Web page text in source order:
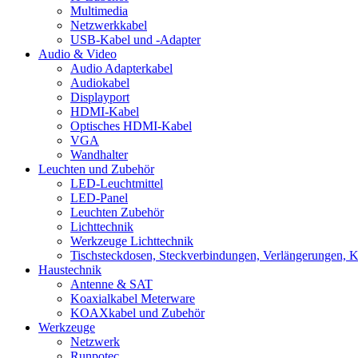
Multimedia
Netzwerkkabel
USB-Kabel und -Adapter
Audio & Video
Audio Adapterkabel
Audiokabel
Displayport
HDMI-Kabel
Optisches HDMI-Kabel
VGA
Wandhalter
Leuchten und Zubehör
LED-Leuchtmittel
LED-Panel
Leuchten Zubehör
Lichttechnik
Werkzeuge Lichttechnik
Tischsteckdosen, Steckverbindungen, Verlängerungen,
Haustechnik
Antenne & SAT
Koaxialkabel Meterware
KOAXkabel und Zubehör
Werkzeuge
Netzwerk